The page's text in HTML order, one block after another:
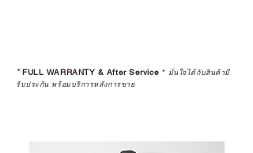
*FULL WARRANTY & After Service * มั่นใจได้กับสินค้ามี
รับประกัน พร้อมบริการหลังการขาย